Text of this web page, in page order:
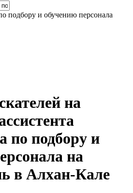
подбору и обучению персонала
на
по подбору и
на
в Алхан-Кале